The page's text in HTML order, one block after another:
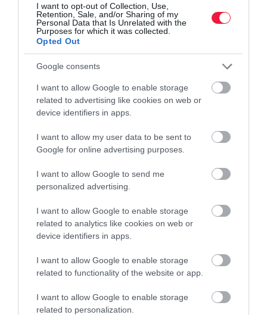
I want to opt-out of Collection, Use,
Retention, Sale, and/or Sharing of my
Personal Data that Is Unrelated with the
Purposes for which it was collected.
Opted Out
Google consents
I want to allow Google to enable storage
related to advertising like cookies on web or
device identifiers in apps.
I want to allow my user data to be sent to
Google for online advertising purposes.
I want to allow Google to send me
personalized advertising.
I want to allow Google to enable storage
related to analytics like cookies on web or
device identifiers in apps.
I want to allow Google to enable storage
related to functionality of the website or app.
I want to allow Google to enable storage
related to personalization.
vezetési etikettre azonban már kevesebben gondolnak. Pedig az,
ami Magyarországon…